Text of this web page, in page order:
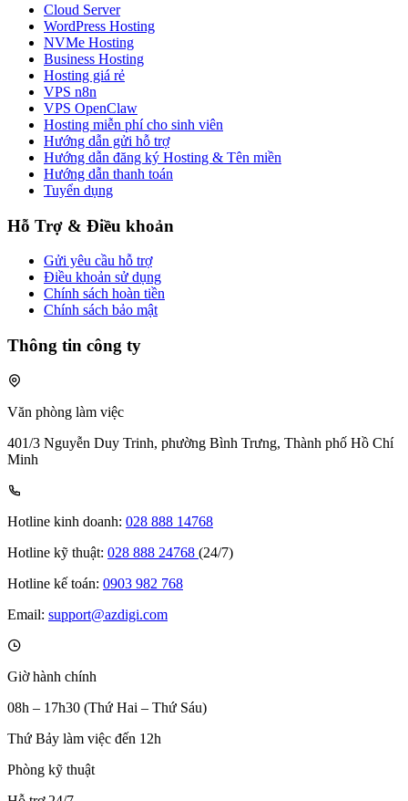
Cloud Server
WordPress Hosting
NVMe Hosting
Business Hosting
Hosting giá rẻ
VPS n8n
VPS OpenClaw
Hosting miễn phí cho sinh viên
Hướng dẫn gửi hỗ trợ
Hướng dẫn đăng ký Hosting & Tên miền
Hướng dẫn thanh toán
Tuyển dụng
Hỗ Trợ & Điều khoản
Gửi yêu cầu hỗ trợ
Điều khoản sử dụng
Chính sách hoàn tiền
Chính sách bảo mật
Thông tin công ty
Văn phòng làm việc
401/3 Nguyễn Duy Trinh, phường Bình Trưng, Thành phố Hồ Chí
Minh
Hotline kinh doanh: 028 888 14768
Hotline kỹ thuật: 028 888 24768 (24/7)
Hotline kế toán: 0903 982 768
Email: support@azdigi.com
Giờ hành chính
08h – 17h30 (Thứ Hai – Thứ Sáu)
Thứ Bảy làm việc đến 12h
Phòng kỹ thuật